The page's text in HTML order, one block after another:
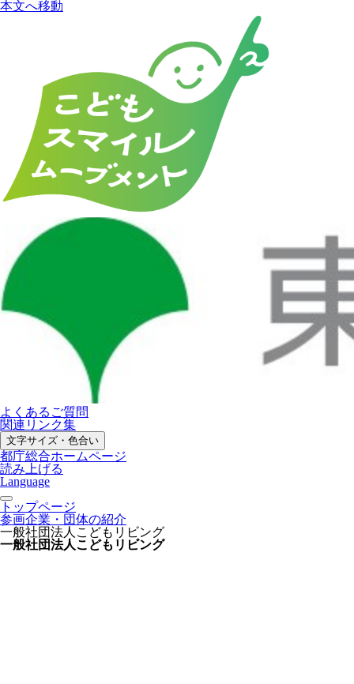
本文へ移動
よくあるご質問
関連リンク集
文字サイズ・色合い
都庁総合ホームページ
読み上げる
Language
トップページ
参画企業・団体の紹介
一般社団法人こどもリビング
一般社団法人こどもリビング